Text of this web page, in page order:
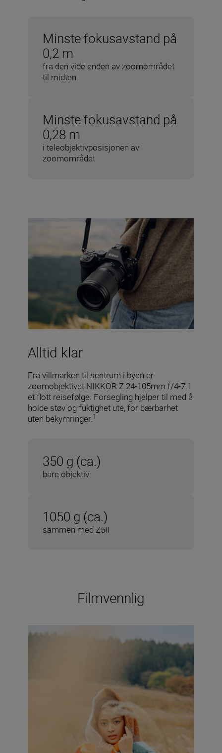
Minste fokusavstand på
0,2 m
fra den vide enden av zoomområdet
til midten
Minste fokusavstand på
0,28 m
i teleobjektivposisjonen av
zoomområdet
Alltid klar
Fra villmarken til sentrum i byen er
zoomobjektivet NIKKOR Z 24-105mm f/4-7.1
et flott reisefølge. Forsegling hjelper til med å
holde støv og fuktighet ute, for bærbarhet
uten bekymringer.1
350 g (ca.)
bare objektiv
1050 g (ca.)
sammen med Z5II
Filmvennlig